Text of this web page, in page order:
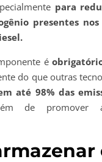
para
presentes nos
é
do que outras
até 98% das
de promover